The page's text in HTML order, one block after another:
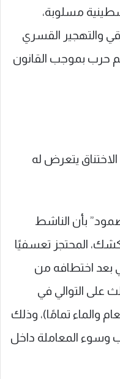
مسلوبة،
والتهجير القسري
حرب بموجب القانون
يتعرض له
بأن الناشط
المحتجز تعسفيًا
بعد اختطافه من
على التوالي في
والماء تمامًا)، وذلك
وسوء المعاملة داخل